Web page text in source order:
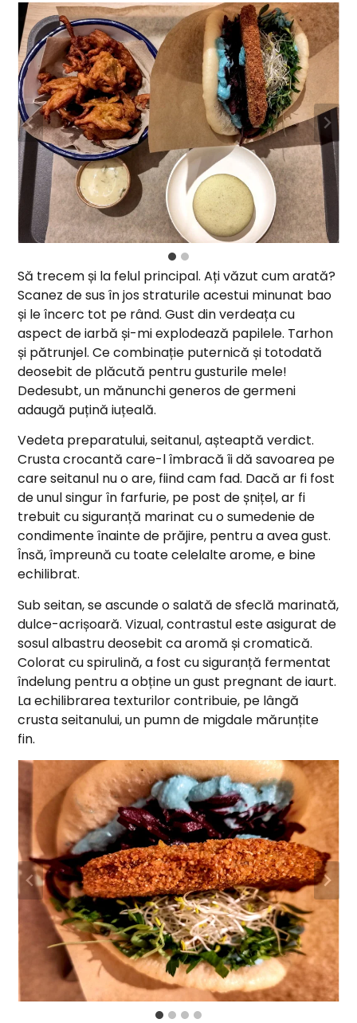
Să trecem și la felul principal. Ați văzut cum arată?
Scanez de sus în jos straturile acestui minunat bao
și le încerc tot pe rând. Gust din verdeața cu
aspect de iarbă și-mi explodează papilele. Tarhon
și pătrunjel. Ce combinație puternică și totodată
deosebit de plăcută pentru gusturile mele!
Dedesubt, un mănunchi generos de germeni
adaugă puțină iuțeală.
Vedeta preparatului, seitanul, așteaptă verdict.
Crusta crocantă care-l îmbracă îi dă savoarea pe
care seitanul nu o are, fiind cam fad. Dacă ar fi fost
de unul singur în farfurie, pe post de șnițel, ar fi
trebuit cu siguranță marinat cu o sumedenie de
condimente înainte de prăjire, pentru a avea gust.
Însă, împreună cu toate celelalte arome, e bine
echilibrat.
Sub seitan, se ascunde o salată de sfeclă marinată,
dulce-acrișoară. Vizual, contrastul este asigurat de
sosul albastru deosebit ca aromă și cromatică.
Colorat cu spirulină, a fost cu siguranță fermentat
îndelung pentru a obține un gust pregnant de iaurt.
La echilibrarea texturilor contribuie, pe lângă
crusta seitanului, un pumn de migdale mărunțite
fin.